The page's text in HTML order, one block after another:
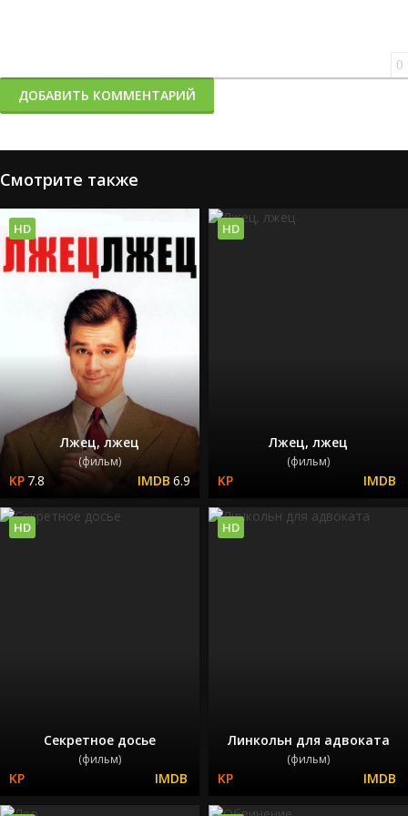
0
ДОБАВИТЬ КОММЕНТАРИЙ
Смотрите также
Лжец, лжец
(фильм)
7.8 6.9
HD
Лжец, лжец
(фильм)
HD
Секретное досье
(фильм)
HD
Линкольн для адвоката
(фильм)
HD